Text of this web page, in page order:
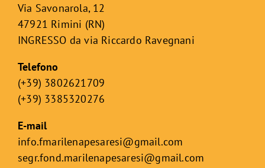
Via Savonarola, 12
47921 Rimini (RN)
INGRESSO da via Riccardo Ravegnani
Telefono
(+39) 3802621709
(+39) 3385320276
E-mail
info.fmarilenapesaresi@gmail.com
segr.fond.marilenapesaresi@gmail.com